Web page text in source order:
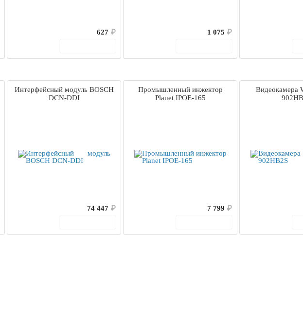
627 ₽
1 075 ₽
Интерфейсный модуль BOSCH
DCN-DDI
74 447 ₽
Промышленный инжектор
Planet IPOE-165
7 799 ₽
Видеокамера